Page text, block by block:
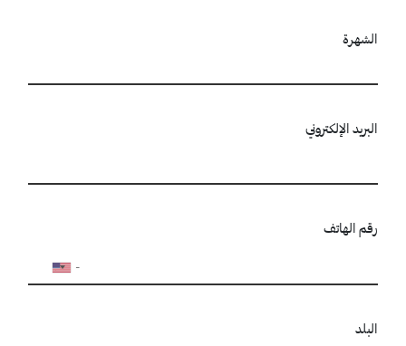
الشهرة
البريد الإلكتروني
رقم الهاتف
البلد